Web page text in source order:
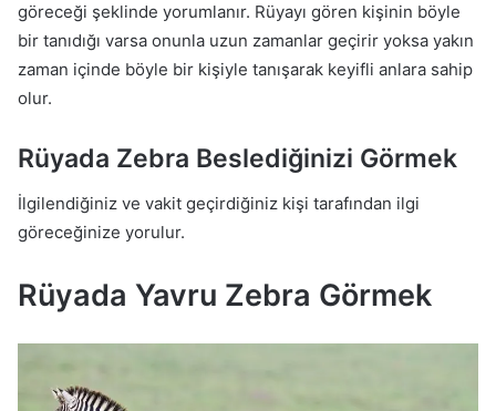
göreceği şeklinde yorumlanır. Rüyayı gören kişinin böyle
bir tanıdığı varsa onunla uzun zamanlar geçirir yoksa yakın
zaman içinde böyle bir kişiyle tanışarak keyifli anlara sahip
olur.
Rüyada Zebra Beslediğinizi Görmek
İlgilendiğiniz ve vakit geçirdiğiniz kişi tarafından ilgi
göreceğinize yorulur.
Rüyada Yavru Zebra Görmek